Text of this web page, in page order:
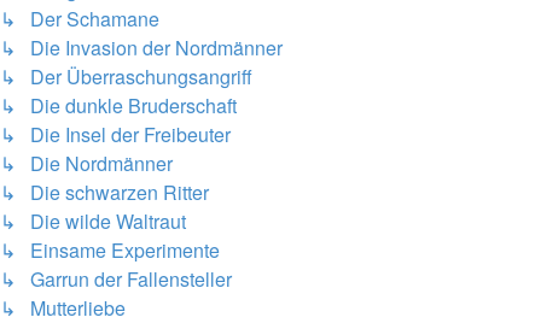
↳ Der Schamane
↳ Die Invasion der Nordmänner
↳ Der Überraschungsangriff
↳ Die dunkle Bruderschaft
↳ Die Insel der Freibeuter
↳ Die Nordmänner
↳ Die schwarzen Ritter
↳ Die wilde Waltraut
↳ Einsame Experimente
↳ Garrun der Fallensteller
↳ Mutterliebe